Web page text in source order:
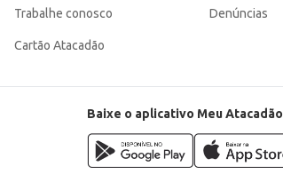
Trabalhe conosco
Cartão Atacadão
Denúncias
Baixe o aplicativo Meu Atacadão